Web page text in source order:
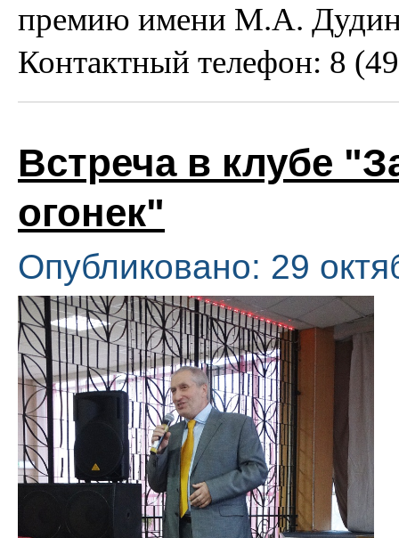
премию имени М.А.
Контактный телефон: 8
Встреча в клубе
огонек"
Опубликовано: 29